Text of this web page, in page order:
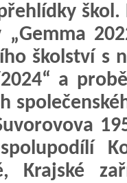
škol.
„Gemma
školství s
a
Krajské